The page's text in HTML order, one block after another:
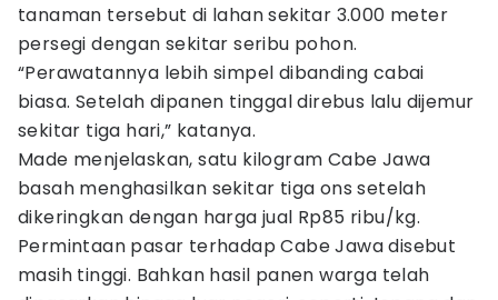
tanaman tersebut di lahan sekitar 3.000 meter
persegi dengan sekitar seribu pohon.
“Perawatannya lebih simpel dibanding cabai
biasa. Setelah dipanen tinggal direbus lalu dijemur
sekitar tiga hari,” katanya.
Made menjelaskan, satu kilogram Cabe Jawa
basah menghasilkan sekitar tiga ons setelah
dikeringkan dengan harga jual Rp85 ribu/kg.
Permintaan pasar terhadap Cabe Jawa disebut
masih tinggi. Bahkan hasil panen warga telah